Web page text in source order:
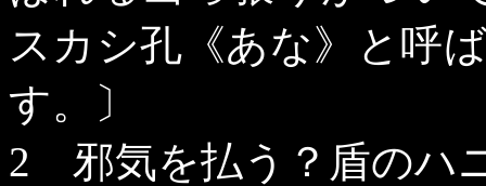
スカシ孔《あな》と呼
す。〕
2 邪気を払う？盾のハ